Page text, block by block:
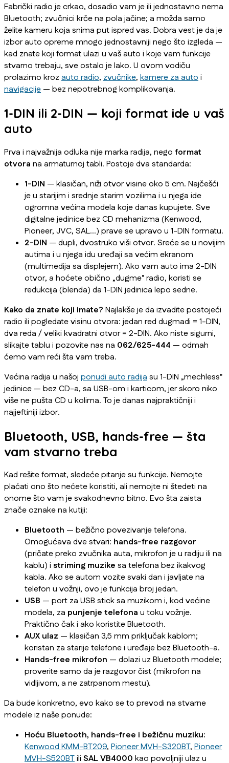
Fabrički radio je crkao, dosadio vam je ili jednostavno nema
Bluetooth; zvučnici krče na pola jačine; a možda samo
želite kameru koja snima put ispred vas. Dobra vest je da je
izbor auto opreme mnogo jednostavniji nego što izgleda —
kad znate koji format ulazi u vaš auto i koje vam funkcije
stvarno trebaju, sve ostalo je lako. U ovom vodiču
prolazimo kroz auto radio, zvučnike, kamere za autoi
navigacije — bez nepotrebnog komplikovanja.
1-DIN ili 2-DIN — koji format ide u vaš
auto
Prva i najvažnija odluka nije marka radija, nego format
otvora na armaturnoj tabli. Postoje dva standarda:
1-DIN — klasičan, niži otvor visine oko 5 cm. Najčešći
je u starijim i srednje starim vozilima i u njega ide
ogromna većina modela koje danas kupujete. Sve
digitalne jedinice bez CD mehanizma (Kenwood,
Pioneer, JVC, SAL…) prave se upravo u 1-DIN formatu.
2-DIN — dupli, dvostruko viši otvor. Sreće se u novijim
autima i u njega idu uređaji sa većim ekranom
(multimedija sa displejem). Ako vam auto ima 2-DIN
otvor, a hoćete obično „dugme" radio, koristi se
redukcija (blenda) da 1-DIN jedinica lepo sedne.
Kako da znate koji imate? Najlakše je da izvadite postojeći
radio ili pogledate visinu otvora: jedan red dugmadi = 1-DIN,
dva reda / veliki kvadratni otvor = 2-DIN. Ako niste sigurni,
slikajte tablu i pozovite nas na 062/625-444 — odmah
ćemo vam reći šta vam treba.
Većina radija u našoj ponudi auto radijasu 1-DIN „mechless"
jedinice — bez CD-a, sa USB-om i karticom, jer skoro niko
više ne pušta CD u kolima. To je danas najpraktičniji i
najjeftiniji izbor.
Bluetooth, USB, hands-free — šta
vam stvarno treba
Kad rešite format, sledeće pitanje su funkcije. Nemojte
plaćati ono što nećete koristiti, ali nemojte ni štedeti na
onome što vam je svakodnevno bitno. Evo šta zaista
znače oznake na kutiji:
Bluetooth — bežično povezivanje telefona.
Omogućava dve stvari: hands-free razgovor
(pričate preko zvučnika auta, mikrofon je u radiju ili na
kablu) i striming muzike sa telefona bez ikakvog
kabla. Ako se autom vozite svaki dan i javljate na
telefon u vožnji, ovo je funkcija broj jedan.
USB — port za USB stick sa muzikom i, kod većine
modela, za punjenje telefona u toku vožnje.
Praktično čak i ako koristite Bluetooth.
AUX ulaz — klasičan 3,5 mm priključak kablom;
koristan za starije telefone i uređaje bez Bluetooth-a.
Hands-free mikrofon — dolazi uz Bluetooth modele;
proverite samo da je razgovor čist (mikrofon na
vidljivom, a ne zatrpanom mestu).
Da bude konkretno, evo kako se to prevodi na stvarne
modele iz naše ponude:
Hoću Bluetooth, hands-free i bežičnu muziku:
Kenwood KMM-BT209, Pioneer MVH-S320BT, Pioneer
MVH-S520BTili SAL VB4000 kao povoljniji ulaz u